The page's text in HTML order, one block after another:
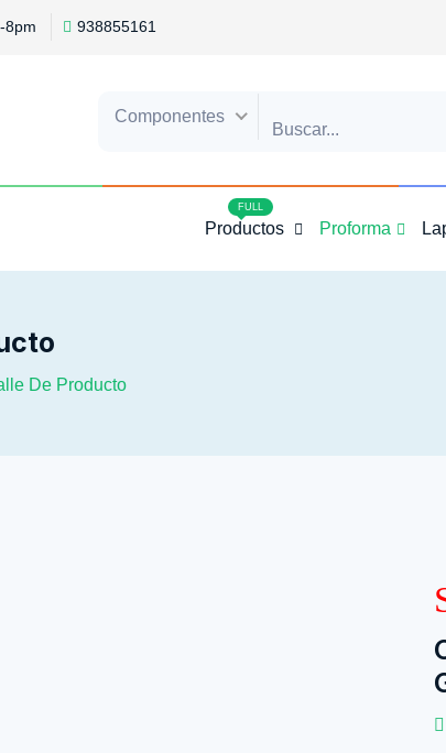
8pm 938855161
Componentes
Productos
FULL
Proforma
De Producto